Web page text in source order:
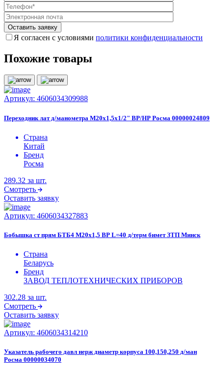
Я согласен с условиями политики конфиденциальности
Похожие товары
Артикул: 4606034309988
Переходник лат д/манометра М20х1,5х1/2" ВР/НР Росма 00000024809
Страна
Китай
Бренд
Росма
289.32 за шт.
Смотреть
Оставить заявку
Артикул: 4606034327883
Бобышка ст прям БТБ4 М20х1,5 ВР L=40 д/терм бимет ЗТП Минск
Страна
Беларусь
Бренд
ЗАВОД ТЕПЛОТЕХНИЧЕСКИХ ПРИБОРОВ
302.28 за шт.
Смотреть
Оставить заявку
Артикул: 4606034314210
Указатель рабочего давл нерж диаметр корпуса 100,150,250 д/ман
Росма 00000034070